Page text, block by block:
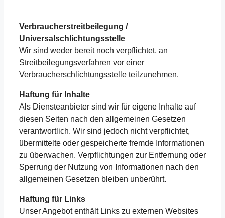
Verbraucherstreitbeilegung /
Universalschlichtungsstelle
Wir sind weder bereit noch verpflichtet, an
Streitbeilegungsverfahren vor einer
Verbraucherschlichtungsstelle teilzunehmen.
Haftung für Inhalte
Als Diensteanbieter sind wir für eigene Inhalte auf
diesen Seiten nach den allgemeinen Gesetzen
verantwortlich. Wir sind jedoch nicht verpflichtet,
übermittelte oder gespeicherte fremde Informationen
zu überwachen. Verpflichtungen zur Entfernung oder
Sperrung der Nutzung von Informationen nach den
allgemeinen Gesetzen bleiben unberührt.
Haftung für Links
Unser Angebot enthält Links zu externen Websites